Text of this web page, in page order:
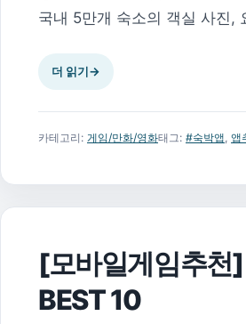
국내 5만개 숙소의 객실 사진,
더 읽기→
카테고리: 게임/만화/영화태그: #숙박앱, 앱
[모바일게임추천
BEST 10